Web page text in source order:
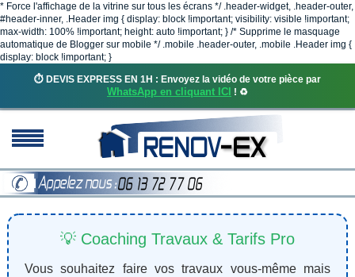
* Force l'affichage de la vitrine sur tous les écrans */ .header-widget, .header-outer,
#header-inner, .Header img { display: block !important; visibility: visible !important;
max-width: 100% !important; height: auto !important; } /* Supprime le masquage
automatique de Blogger sur mobile */ .mobile .header-outer, .mobile .Header img {
display: block !important; }
⏱️ DEVIS EXPRESS EN 1H : Envoyez la vidéo de votre pièce par
WhatsApp en cliquant ICI ! ♻️
💡 Coaching Travaux & Tarifs Pro
Vous souhaitez faire vos travaux vous-même mais